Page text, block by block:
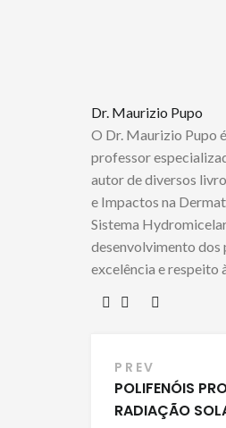
Dr. Maurizio Pupo
O Dr. Maurizio Pupo
professor
autor de diversos
e Impactos na
Sistema
desenvolvimento dos
excelência e respeito
de
PREV
POLIFENÓIS
RADIAÇÃO